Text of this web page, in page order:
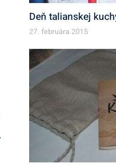
Deň talianskej
27. februára 2015